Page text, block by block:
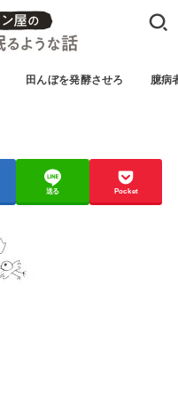
田んぼを発酵させろ 臆病
送る Pocket